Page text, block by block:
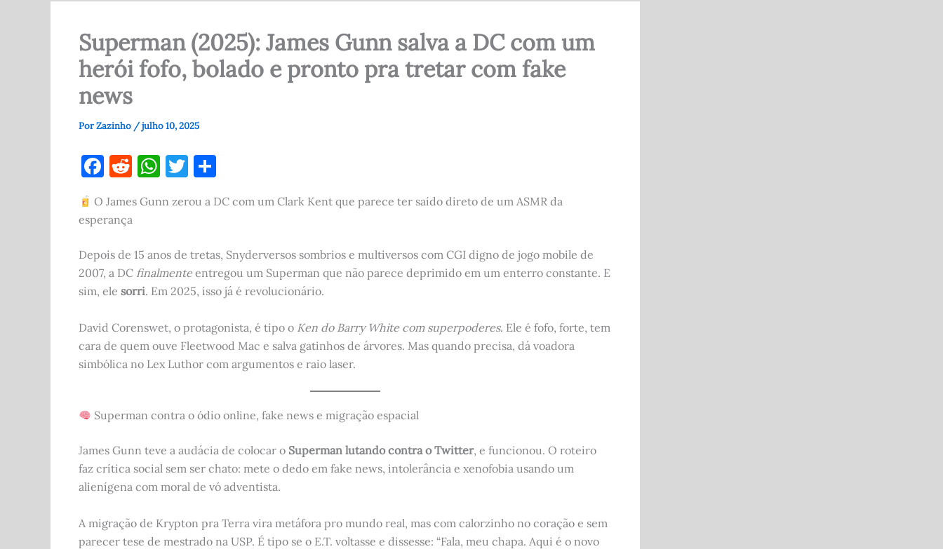
Superman (2025): James Gunn salva a DC com um
herói fofo, bolado e pronto pra tretar com fake
news
PorZazinho /julho 10, 2025
F
c
e
b
o
o
k
R
d
di
t
W
at
A
p
p
T
it
r
ar
O James Gunn zerou a DC com um Clark Kent que parece ter saído direto de um ASMR da
esperança
Depois de 15 anos de tretas, Snyderversos sombrios e multiversos com CGI digno de jogo mobile de
2007, a DC finalmenteentregou um Superman que não parece deprimido em um enterro constante. E
sim, ele sorri. Em 2025, isso já é revolucionário.
David Corenswet, o protagonista, é tipo o Ken do Barry White com superpoderes. Ele é fofo, forte, tem
cara de quem ouve Fleetwood Mac e salva gatinhos de árvores. Mas quando precisa, dá voadora
simbólica no Lex Luthor com argumentos e raio laser.
Superman contra o ódio online, fake news e migração espacial
James Gunn teve a audácia de colocar o Superman lutando contra o Twitter, e funcionou. O roteiro
faz crítica social sem ser chato: mete o dedo em fake news, intolerância e xenofobia usando um
alienígena com moral de vó adventista.
A migração de Krypton pra Terra vira metáfora pro mundo real, mas com calorzinho no coração e sem
parecer tese de mestrado na USP. É tipo se o E.T. voltasse e dissesse: “Fala, meu chapa. Aqui é o novo